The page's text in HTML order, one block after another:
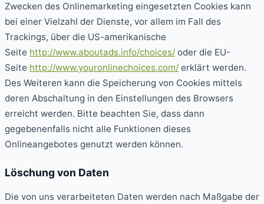
Zwecken des Onlinemarketing eingesetzten Cookies kann
bei einer Vielzahl der Dienste, vor allem im Fall des
Trackings, über die US-amerikanische
Seite http://www.aboutads.info/choices/ oder die EU-
Seite http://www.youronlinechoices.com/ erklärt werden.
Des Weiteren kann die Speicherung von Cookies mittels
deren Abschaltung in den Einstellungen des Browsers
erreicht werden. Bitte beachten Sie, dass dann
gegebenenfalls nicht alle Funktionen dieses
Onlineangebotes genutzt werden können.
Löschung von Daten
Die von uns verarbeiteten Daten werden nach Maßgabe der